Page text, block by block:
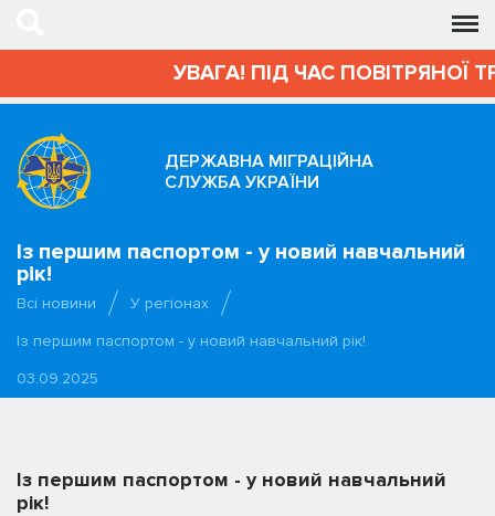
УВАГА! ПІД ЧАС ПОВІТРЯНОЇ
ДЕРЖАВНА МІГРАЦІЙНА
СЛУЖБА УКРАЇНИ
Із першим паспортом - у новий навчальний
рік!
Всі новини
У регіонах
Із першим паспортом - у новий навчальний рік!
03.09.2025
Із першим паспортом - у новий навчальний
рік!